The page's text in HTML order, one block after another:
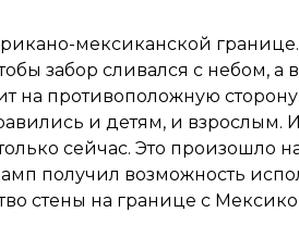
мексиканской границе.
забор сливался с небом, а
на противоположную сторону.
и детям, и взрослым.
сейчас. Это произошло
получил возможность
стены на границе с